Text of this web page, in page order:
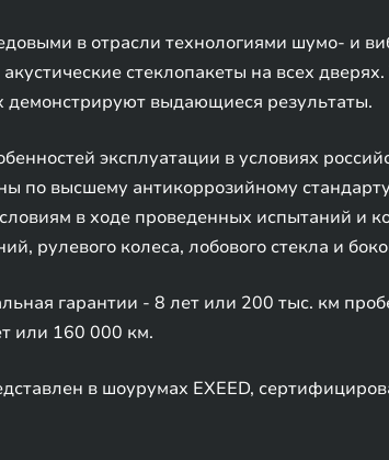
в отрасли технологиями шумо- и
стеклопакеты на всех
демонстрируют выдающиеся результаты.
эксплуатации в условиях
по высшему антикоррозийному
в ходе проведенных испытаний и
рулевого колеса, лобового стекла и
гарантии - 8 лет или 200 тыс. км
или 160 000 км.
в шоурумах EXEED,